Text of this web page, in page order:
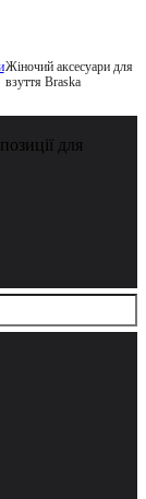
Жіночий аксесуари для
взуття Braska
для